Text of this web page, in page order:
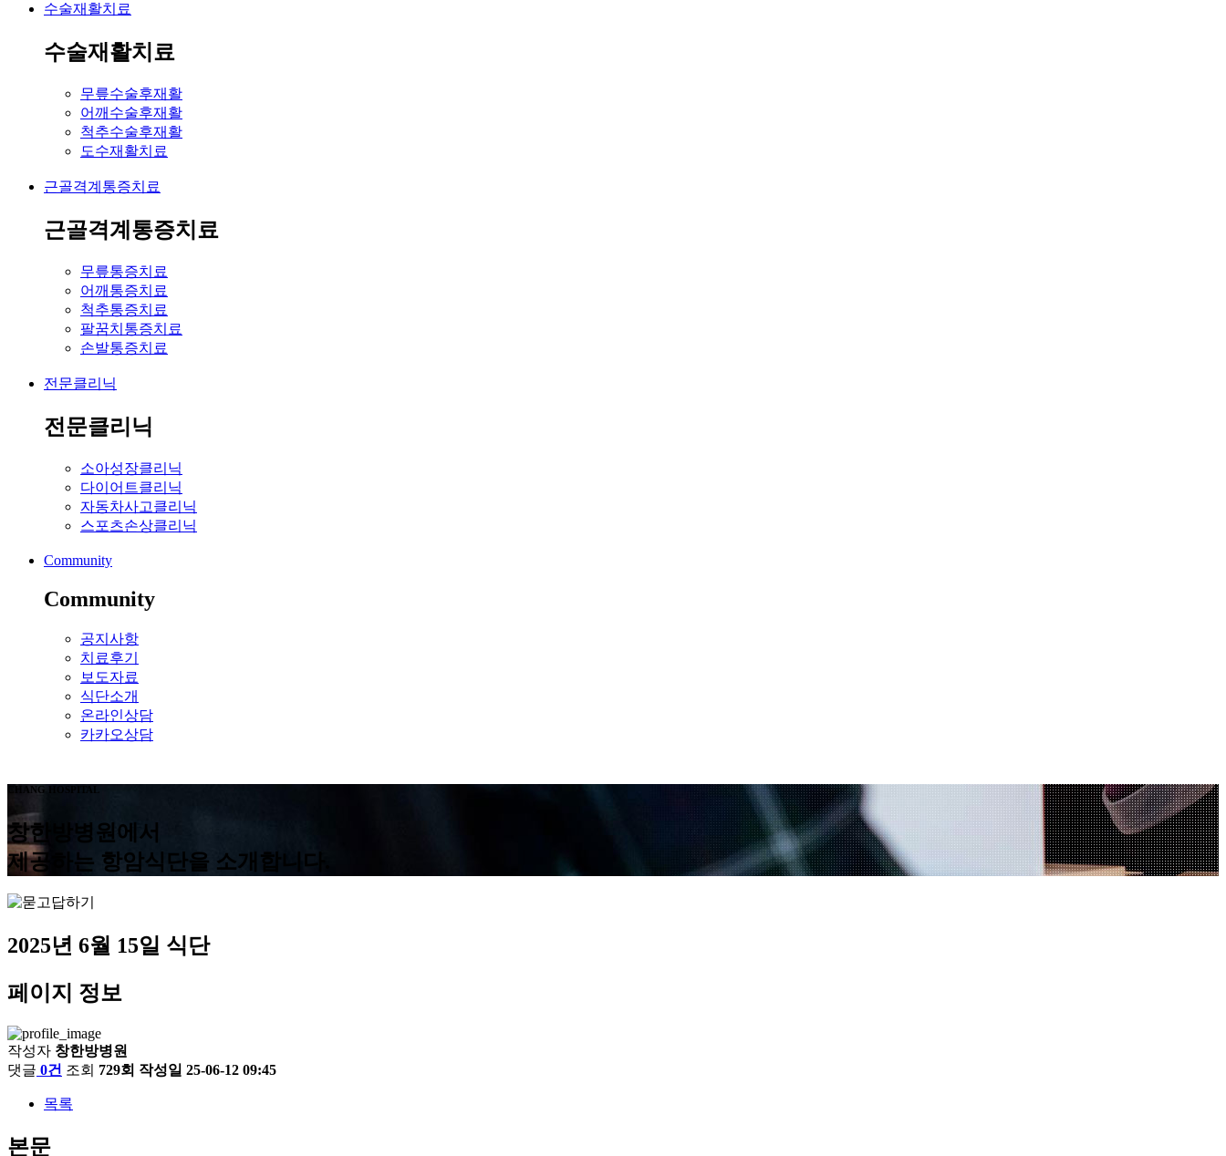
수술재활치료
수술재활치료
무릎수술후재활
어깨수술후재활
척추수술후재활
도수재활치료
근골격계통증치료
근골격계통증치료
무릎통증치료
어깨통증치료
척추통증치료
팔꿈치통증치료
손발통증치료
전문클리닉
전문클리닉
소아성장클리닉
다이어트클리닉
자동차사고클리닉
스포츠손상클리닉
Community
Community
공지사항
치료후기
보도자료
식단소개
온라인상담
카카오상담
CHANG HOSPITAL
창한방병원에서
제공하는 항암식단을 소개합니다.
2025년 6월 15일 식단
페이지 정보
작성자 창한방병원
댓글 0건 조회 729회 작성일 25-06-12 09:45
목록
본문